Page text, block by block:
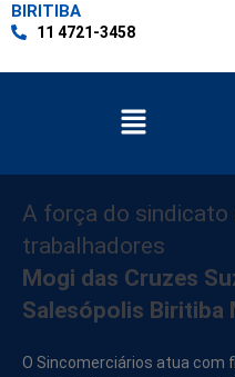
BIRITIBA
11 4721-3458
A força do sindicato
trabalhadores
Mogi das Cruzes
Salesópolis Biritiba
O Sincomerciários atua com